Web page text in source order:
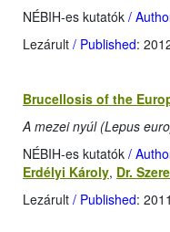
NÉBIH-es kutatók /
Lezárult / Published:
Brucellosis of the
A mezei nyúl (Lepus
NÉBIH-es kutatók /
Erdélyi Károly, Dr.
Lezárult / Published: 2011